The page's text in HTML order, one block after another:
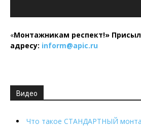
«Монтажникам респект!»
адресу: inform@apic.ru
Видео
Что такое СТАНДАРТНЫЙ